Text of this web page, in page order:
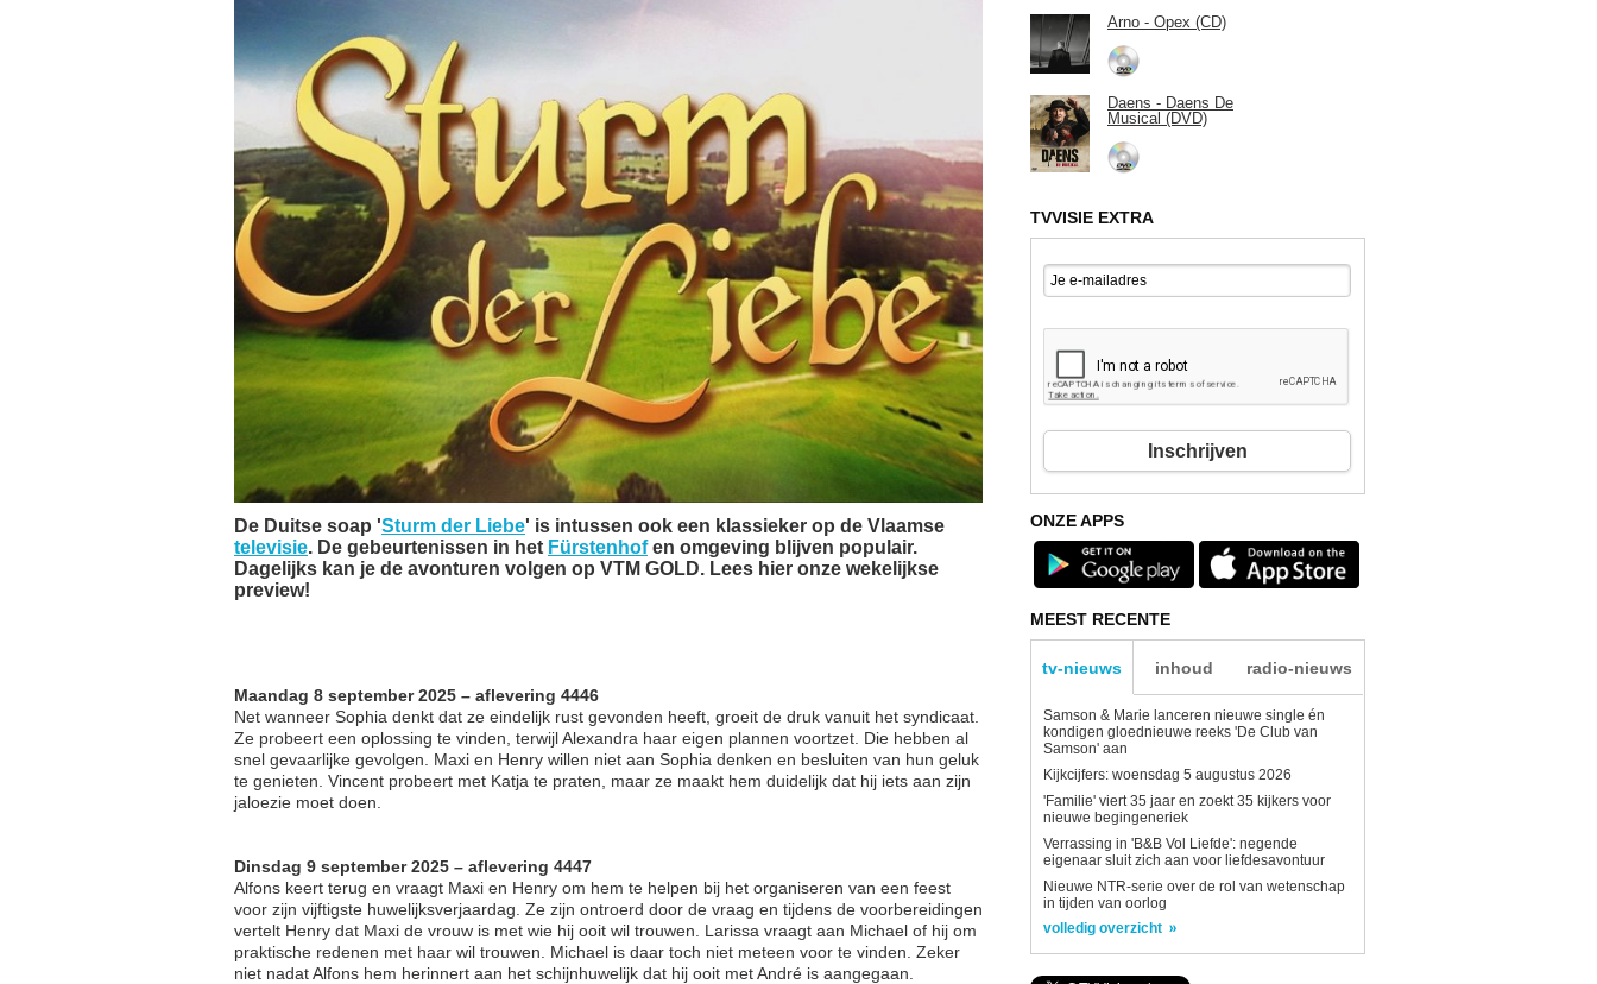
De Duitse soap 'Sturm der Liebe' is intussen ook een klassieker op de Vlaamse
televisie. De gebeurtenissen in het Fürstenhofen omgeving blijven populair.
Dagelijks kan je de avonturen volgen op VTM GOLD. Lees hier onze wekelijkse
preview!
Maandag 8 september 2025 – aflevering 4446
Net wanneer Sophia denkt dat ze eindelijk rust gevonden heeft, groeit de druk vanuit het syndicaat.
Ze probeert een oplossing te vinden, terwijl Alexandra haar eigen plannen voortzet. Die hebben al
snel gevaarlijke gevolgen. Maxi en Henry willen niet aan Sophia denken en besluiten van hun geluk
te genieten. Vincent probeert met Katja te praten, maar ze maakt hem duidelijk dat hij iets aan zijn
jaloezie moet doen.
Dinsdag 9 september 2025 – aflevering 4447
Alfons keert terug en vraagt Maxi en Henry om hem te helpen bij het organiseren van een feest
voor zijn vijftigste huwelijksverjaardag. Ze zijn ontroerd door de vraag en tijdens de voorbereidingen
vertelt Henry dat Maxi de vrouw is met wie hij ooit wil trouwen. Larissa vraagt aan Michael of hij om
praktische redenen met haar wil trouwen. Michael is daar toch niet meteen voor te vinden. Zeker
niet nadat Alfons hem herinnert aan het schijnhuwelijk dat hij ooit met André is aangegaan.
Arno - Opex (CD)
Daens - Daens De
Musical (DVD)
TVVISIE EXTRA
Inschrijven
ONZE APPS
MEEST RECENTE
tv-nieuws inhoud radio-nieuws
Samson & Marie lanceren nieuwe single én
kondigen gloednieuwe reeks 'De Club van
Samson' aan
Kijkcijfers: woensdag 5 augustus 2026
'Familie' viert 35 jaar en zoekt 35 kijkers voor
nieuwe begingeneriek
Verrassing in 'B&B Vol Liefde': negende
eigenaar sluit zich aan voor liefdesavontuur
Nieuwe NTR-serie over de rol van wetenschap
in tijden van oorlog
volledig overzicht